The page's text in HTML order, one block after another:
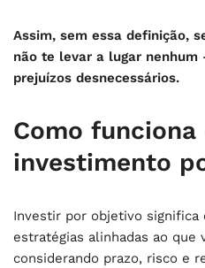
Assim, sem essa definição,
não te levar a lugar
prejuízos desnecessários.
Como funciona
investimento
Investir por objetivo significa
estratégias alinhadas ao
considerando prazo, risco e